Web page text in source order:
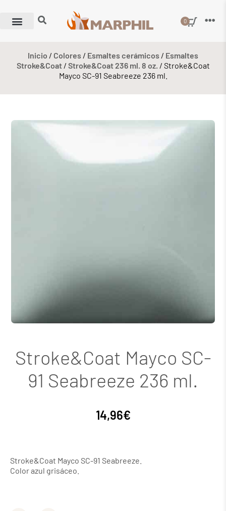
0
Inicio / Colores / Esmaltes cerámicos / Esmaltes
Stroke&Coat/ Stroke&Coat 236 ml. 8 oz. / Stroke&Coat
Mayco SC-91 Seabreeze 236 ml.
Stroke&Coat Mayco SC-
91 Seabreeze 236 ml.
14,96€
Stroke&Coat Mayco SC-91 Seabreeze.
Color azul grisáceo.